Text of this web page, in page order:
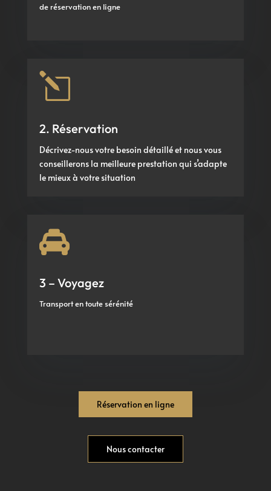
de réservation en ligne
l
2. Réservation
Décrivez-nous votre besoin détaillé et nous vous
conseillerons la meilleure prestation qui s’adapte
le mieux à votre situation

3 – Voyagez
Transport en toute sérénité
Réservation en ligne
Nous contacter